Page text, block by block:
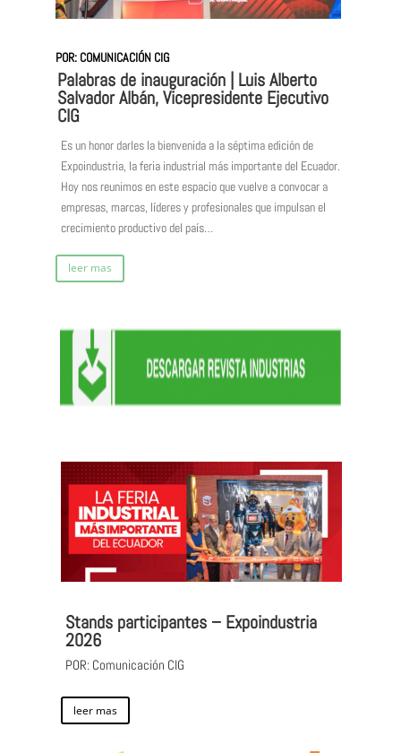
POR: COMUNICACIÓN CIG
Palabras de inauguración | Luis Alberto
Salvador Albán, Vicepresidente Ejecutivo
CIG
Es un honor darles la bienvenida a la séptima edición de
Expoindustria, la feria industrial más importante del Ecuador.
Hoy nos reunimos en este espacio que vuelve a convocar a
empresas, marcas, líderes y profesionales que impulsan el
crecimiento productivo del país…
leer mas
Stands participantes – Expoindustria
2026
POR: Comunicación CIG
leer mas